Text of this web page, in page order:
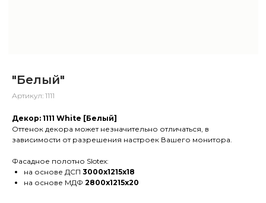
"Белый"
Артикул: 1111
Декор: 1111 White [Белый]
Оттенок декора может незначительно отличаться, в
зависимости от разрешения настроек Вашего монитора.
Фасадное полотно Slotex:
на основе ДСП 3000х1215х18
на основе МДФ 2800х1215х20